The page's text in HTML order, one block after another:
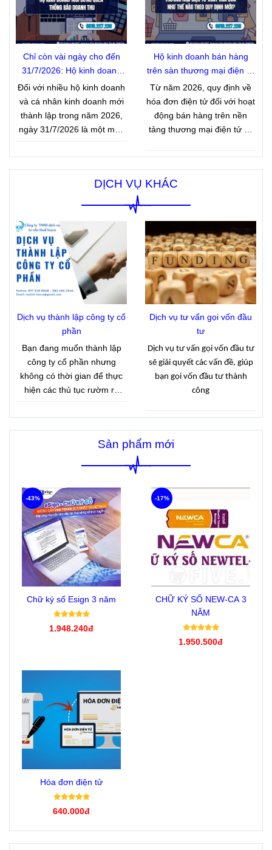
thông báo thông tin với cơ
quan đăng ký kinh doanh.
những quy định mới được
Chính phủ ban hành tạiNghị
định 283/2026/NĐ-CP
, có
Chỉ còn vài ngày cho đến
31/7/2026: Hộ kinh doanh
mới đừng quên thông báo
doanh thu
Đối với nhiều hộ kinh doanh
và cá nhân kinh doanh mới
thành lập trong năm 2026,
ngày 31/7/2026 là một mốc
nghĩa vụ thuế. Nếu bắt đầu
hoạt động trong 06 tháng
đầu năm 2026 và thuộc diện
thuế phải hoàn thành việc
thông báo doanh thu phát
sinh với cơ quan thuế đúng
thời hạn. Đây là quy định
nhằm giúp cơ quan thuế xác
định tình hình kinh doanh
lý thuế theo quy định hiện
hành.
Hộ kinh doanh bán hàng
trên sàn thương mại điện tử
xuất hóa đơn như thế nào
theo quy định mới?
Từ năm 2026, quy định về
hóa đơn điện tử đối với hoạt
động bán hàng trên nền
tảng thương mại điện tử có
Dưới đây là một số quy định
về xuất hóa đơn mà hộ kinh
doanh bán hàng trên sàn
DỊCH VỤ KHÁC
Dịch vụ thành lập công ty cổ
phần
Bạn đang muốn thành lập
công ty cổ phần nhưng
không có thời gian để thực
hiện các thủ tục rườm rà
kinh nghiệm cung cấp dịch
vụ thành lập công ty cổ phần
giúp khách hàng nhanh
Dịch vụ tư vấn gọi vốn đầu
tư
Dịch vụ tư vấn gọi vốn đầu tư
sẽ giải quyết các vấn đề, giúp
bạn gọi vốn đầu tư thành
công
Sản phẩm mới
Chữ ký số Esign 3 năm
1.948.240đ
-43%
CHỮ KÝ SỐ NEW-CA 3
NĂM
1.950.500đ
-17%
Hóa đơn điện tử
640.000đ